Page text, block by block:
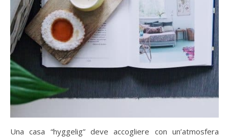
Una casa “hyggelig” deve accogliere con un’atmosfera